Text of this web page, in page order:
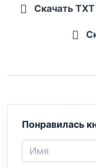
Скачать TXT
Понравилась